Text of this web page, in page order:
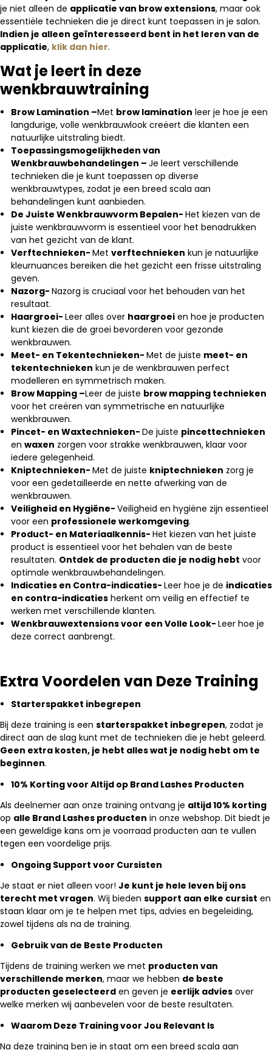
je niet alleen de applicatie van brow extensions, maar ook
essentiële technieken die je direct kunt toepassen in je salon.
Indien je alleen geïnteresseerd bent in het leren van de
applicatie, klik dan hier.
Wat je leert in deze
wenkbrauwtraining
Brow Lamination –Met brow lamination leer je hoe je een
langdurige, volle wenkbrauwlook creëert die klanten een
natuurlijke uitstraling biedt.
Toepassingsmogelijkheden van
Wenkbrauwbehandelingen – Je leert verschillende
technieken die je kunt toepassen op diverse
wenkbrauwtypes, zodat je een breed scala aan
behandelingen kunt aanbieden.
De Juiste Wenkbrauwvorm Bepalen- Het kiezen van de
juiste wenkbrauwvorm is essentieel voor het benadrukken
van het gezicht van de klant.
Verftechnieken- Met verftechnieken kun je natuurlijke
kleurnuances bereiken die het gezicht een frisse uitstraling
geven.
Nazorg- Nazorg is cruciaal voor het behouden van het
resultaat.
Haargroei- Leer alles over haargroei en hoe je producten
kunt kiezen die de groei bevorderen voor gezonde
wenkbrauwen.
Meet- en Tekentechnieken- Met de juiste meet- en
tekentechnieken kun je de wenkbrauwen perfect
modelleren en symmetrisch maken.
Brow Mapping –Leer de juiste brow mapping technieken
voor het creëren van symmetrische en natuurlijke
wenkbrauwen.
Pincet- en Waxtechnieken- De juiste pincettechnieken
en waxen zorgen voor strakke wenkbrauwen, klaar voor
iedere gelegenheid.
Kniptechnieken- Met de juiste kniptechnieken zorg je
voor een gedetailleerde en nette afwerking van de
wenkbrauwen.
Veiligheid en Hygiëne- Veiligheid en hygiëne zijn essentieel
voor een professionele werkomgeving.
Product- en Materiaalkennis- Het kiezen van het juiste
product is essentieel voor het behalen van de beste
resultaten. Ontdek de producten die je nodig hebt voor
optimale wenkbrauwbehandelingen.
Indicaties en Contra-indicaties- Leer hoe je de indicaties
en contra-indicaties herkent om veilig en effectief te
werken met verschillende klanten.
Wenkbrauwextensions voor een Volle Look- Leer hoe je
deze correct aanbrengt.
Extra Voordelen van Deze Training
Starterspakket inbegrepen
Bij deze training is een starterspakket inbegrepen, zodat je
direct aan de slag kunt met de technieken die je hebt geleerd.
Geen extra kosten, je hebt alles wat je nodig hebt om te
beginnen.
10% Korting voor Altijd op Brand Lashes Producten
Als deelnemer aan onze training ontvang je altijd 10% korting
op alle Brand Lashes producten in onze webshop. Dit biedt je
een geweldige kans om je voorraad producten aan te vullen
tegen een voordelige prijs.
Ongoing Support voor Cursisten
Je staat er niet alleen voor! Je kunt je hele leven bij ons
terecht met vragen. Wij bieden support aan elke cursist en
staan klaar om je te helpen met tips, advies en begeleiding,
zowel tijdens als na de training.
Gebruik van de Beste Producten
Tijdens de training werken we met producten van
verschillende merken, maar we hebben de beste
producten geselecteerd en geven je eerlijk advies over
welke merken wij aanbevelen voor de beste resultaten.
Waarom Deze Training voor Jou Relevant Is
Na deze training ben je in staat om een breed scala aan